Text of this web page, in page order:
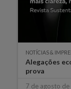
NOTÍCIAS &
Alegações
prova
7 de agosto